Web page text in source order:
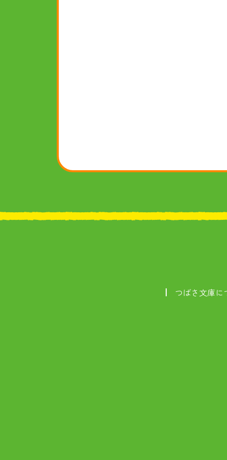
つばさ文庫に